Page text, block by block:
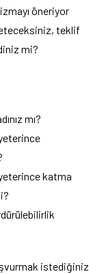
öneriyor
teklif
mi?
mı?
katma
istediğiniz